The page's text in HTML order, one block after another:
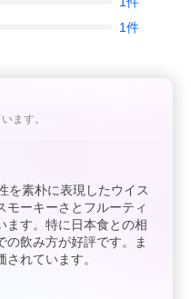
1件
ます。
を素朴に表現したウイス
モーキーさとフルーティ
ます。特に日本食との相
の飲み方が好評です。ま
れています。